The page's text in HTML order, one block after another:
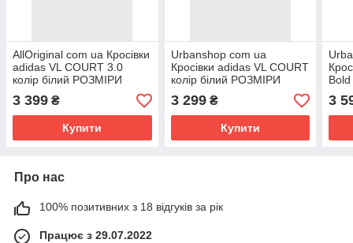
AllOriginal com ua Кросівки
adidas VL COURT 3.0
колір білий РОЗМІРИ
ЗАПИТУЙТЕ
3 399 ₴
Купити
Urbanshop com ua
Кросівки adidas VL COURT
колір білий РОЗМІРИ
ЗАПИТУЙТЕ
3 299₴
Купити
Bold
3
Про нас
100% позитивних з 18 відгуків за рік
Працює з 29.07.2022